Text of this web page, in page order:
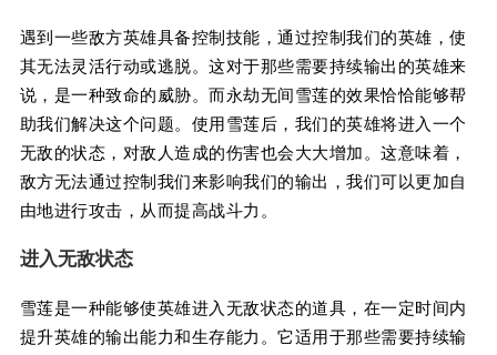
遇到一些敌方英雄具备控制技能，通过控制我们的英雄，使
其无法灵活行动或逃脱。这对于那些需要持续输出的英雄来
说，是一种致命的威胁。而永劫无间雪莲的效果恰恰能够帮
助我们解决这个问题。使用雪莲后，我们的英雄将进入一个
无敌的状态，对敌人造成的伤害也会大大增加。这意味着，
敌方无法通过控制我们来影响我们的输出，我们可以更加自
由地进行攻击，从而提高战斗力。
进入无敌状态
雪莲是一种能够使英雄进入无敌状态的道具，在一定时间内
提升英雄的输出能力和生存能力。它适用于那些需要持续输